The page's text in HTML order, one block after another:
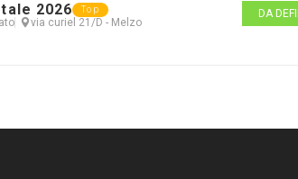
2026 Top
via curiel 21/D - Melzo
DA